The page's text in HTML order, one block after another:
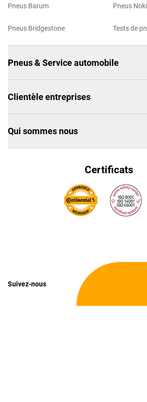
Pneus Barum
Pneus Bridgestone
Pneus
Tests de
Pneus & Service automobile
Clientèle entreprises
Qui sommes nous
Certificats
Suivez-nous